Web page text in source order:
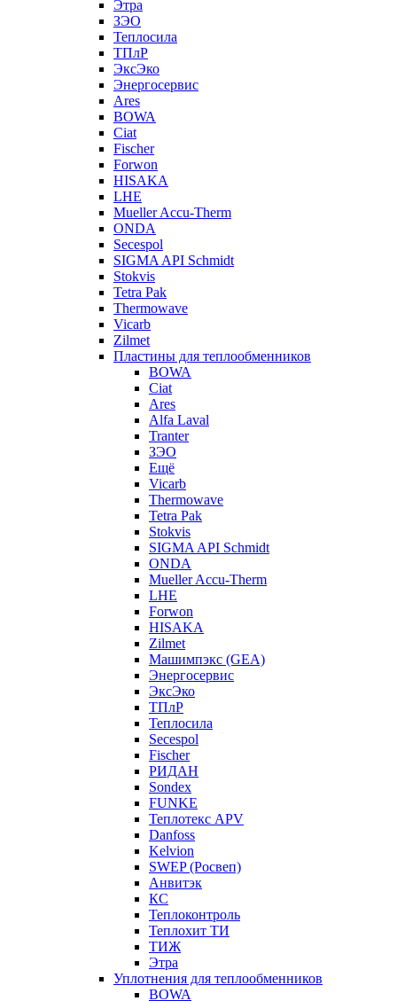
Этра
ЗЭО
Теплосила
ТПлР
ЭксЭко
Энергосервис
Ares
BOWA
Ciat
Fischer
Forwon
HISAKA
LHE
Mueller Accu-Therm
ONDA
Secespol
SIGMA API Schmidt
Stokvis
Tetra Pak
Thermowave
Vicarb
Zilmet
Пластины для теплообменников
BOWA
Ciat
Ares
Alfa Laval
Tranter
ЗЭО
Ещё
Vicarb
Thermowave
Tetra Pak
Stokvis
SIGMA API Schmidt
ONDA
Mueller Accu-Therm
LHE
Forwon
HISAKA
Zilmet
Машимпэкс (GEA)
Энергосервис
ЭксЭко
ТПлР
Теплосила
Secespol
Fischer
РИДАН
Sondex
FUNKE
Теплотекс APV
Danfoss
Kelvion
SWEP (Росвеп)
Анвитэк
КС
Теплоконтроль
Теплохит ТИ
ТИЖ
Этра
Уплотнения для теплообменников
BOWA